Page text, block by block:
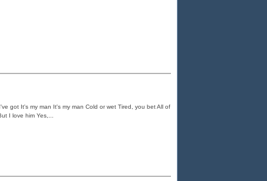
got It's my man It's my man Cold or wet Tired, you bet All of
I love him Yes,...